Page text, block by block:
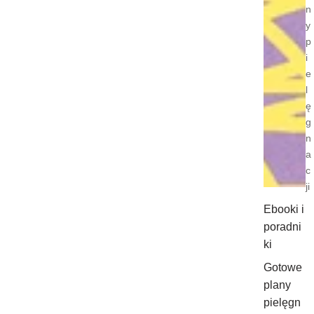
n
y
p
i
e
l
ę
g
n
a
c
ji
Ebooki i
poradni
ki
Gotowe
plany
pielęgn